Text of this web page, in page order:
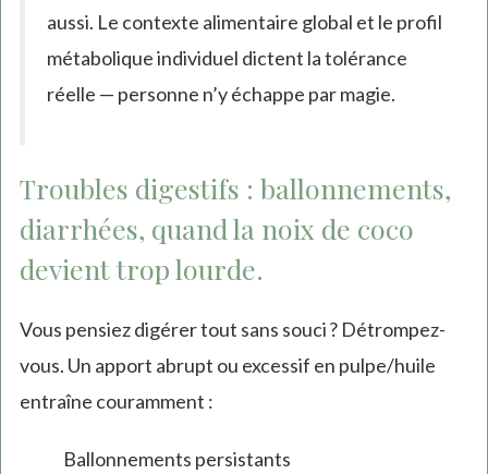
aussi. Le contexte alimentaire global et le profil
métabolique individuel dictent la tolérance
réelle — personne n’y échappe par magie.
Troubles digestifs : ballonnements,
diarrhées, quand la noix de coco
devient trop lourde.
Vous pensiez digérer tout sans souci ? Détrompez-
vous. Un apport abrupt ou excessif en pulpe/huile
entraîne couramment :
Ballonnements persistants